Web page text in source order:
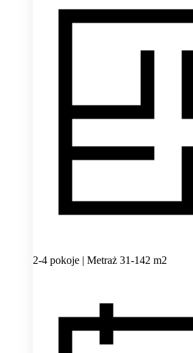
2-4 pokoje | Metraż 31-142 m2